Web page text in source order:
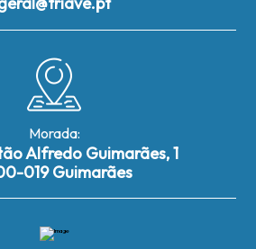
Morada:
Alfredo Guimarães, 1
019 Guimarães